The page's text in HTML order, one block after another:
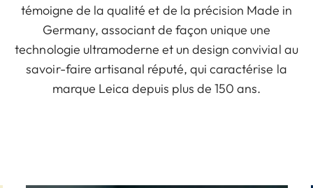
témoigne de la qualité et de la précision Made in
Germany, associant de façon unique une
technologie ultramoderne et un design convivial au
savoir-faire artisanal réputé, qui caractérise la
marque Leica depuis plus de 150 ans.